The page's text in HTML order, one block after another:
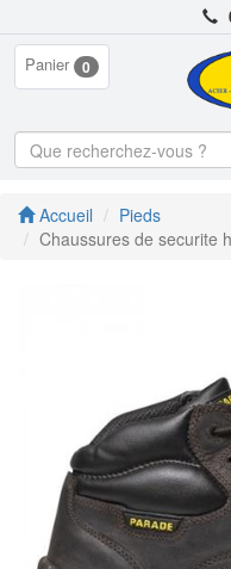
Panier 0
Accueil
Pieds
Chaussures de securite